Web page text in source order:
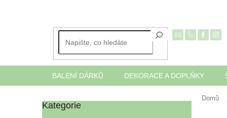
BALENÍ DÁRKŮ DEKORACE A DOPLŇKY
Domů
P
Přeskočit
Kategorie